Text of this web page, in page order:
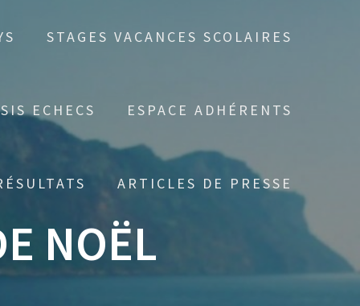
STAGES VACANCES SCOLAIRES
ECHECS ESPACE ADHÉRENTS
ARTICLES DE PRESSE
NOËL